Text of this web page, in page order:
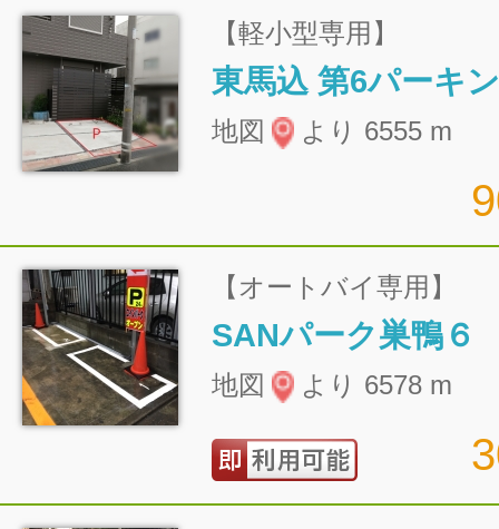
【軽小型専用】
東馬込 第6パーキ
地図 より 6555 m
【オートバイ専用】
SANパーク巣鴨６
地図 より 6578 m